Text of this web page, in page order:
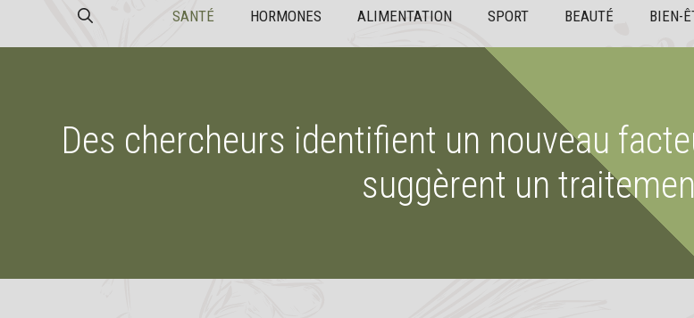
SANTÉ HORMONES ALIMENTATION SPORT BEAUTÉ BIEN-
Des chercheurs identifient un nouveau
suggèrent un